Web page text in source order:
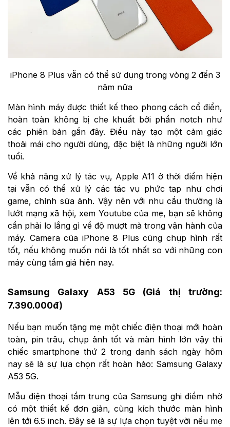
iPhone 8 Plus vẫn có thể sử dụng trong vòng 2 đến 3
năm nữa
Màn hình máy được thiết kế theo phong cách cổ điển,
hoàn toàn không bị che khuất bởi phần notch như
các phiên bản gần đây. Điều này tạo một cảm giác
thoải mái cho người dùng, đặc biệt là những người lớn
tuổi.
Về khả năng xử lý tác vụ, Apple A11 ở thời điểm hiện
tại vẫn có thể xử lý các tác vụ phức tạp như chơi
game, chỉnh sửa ảnh. Vậy nên với nhu cầu thường là
lướt mạng xã hội, xem Youtube của mẹ, bạn sẽ không
cần phải lo lắng gì về độ mượt mà trong vận hành của
máy. Camera của iPhone 8 Plus cũng chụp hình rất
tốt, nếu không muốn nói là tốt nhất so với những con
máy cùng tầm giá hiện nay.
Samsung Galaxy A53 5G (Giá thị trường:
7.390.000đ)
Nếu bạn muốn tặng mẹ một chiếc điện thoại mới hoàn
toàn, pin trâu, chụp ảnh tốt và màn hình lớn vậy thì
chiếc smartphone thứ 2 trong danh sách ngày hôm
nay sẽ là sự lựa chọn rất hoàn hảo: Samsung Galaxy
A53 5G.
Mẫu điện thoại tầm trung của Samsung ghi điểm nhờ
có một thiết kế đơn giản, cùng kích thước màn hình
lên tới 6.5 inch. Đây sẽ là sự lựa chọn tuyệt vời nếu mẹ